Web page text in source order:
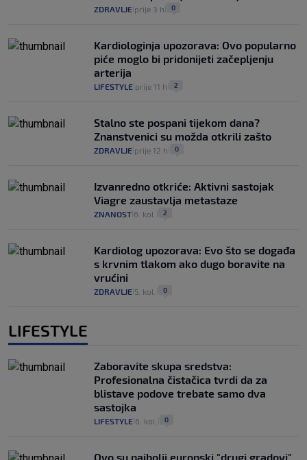
ZDRAVLJE prije 3 h 0
Kardiologinja upozorava: Ovo popularno
piće moglo bi pridonijeti začepljenju
arterija
LIFESTYLE prije 11 h 2
Stalno ste pospani tijekom dana?
Znanstvenici su možda otkrili zašto
ZDRAVLJE prije 12 h 0
Izvanredno otkriće: Aktivni sastojak
Viagre zaustavlja metastaze
ZNANOST 6. kol. 2
Kardiolog upozorava: Evo što se događa
s krvnim tlakom ako dugo boravite na
vrućini
ZDRAVLJE 5. kol. 0
LIFESTYLE
Zaboravite skupa sredstva:
Profesionalna čistačica tvrdi da za
blistave podove trebate samo dva
sastojka
LIFESTYLE 6. kol. 0
Ovo su najbolji europski "drugi gradovi"